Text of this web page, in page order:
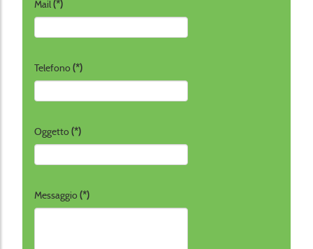
Mail(*)
Telefono(*)
Oggetto(*)
Messaggio(*)